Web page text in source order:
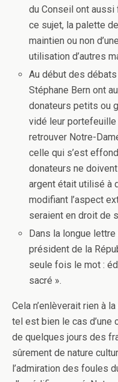
du Conseil ont aussi
ce sujet, la palette
maintien ou non
utilisation d’autres
Au début des
Stéphane Bern ont
donateurs petits ou
vidé leur portefeuille
retrouver Notre-
celle qui s’est
donateurs ne
argent était utilisé à
modifiant l’aspect
seraient en droit de
Dans la longue
président de la
seule fois le mot :
sacré ».
Cela n’enlèverait rien à
tel est bien le cas d’une
de quelques jours des
sûrement de nature
l’admiration des foules